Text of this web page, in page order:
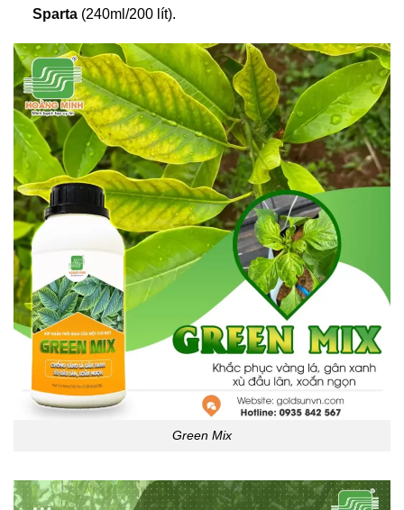
Sparta(240ml/200 lít).
Green Mix